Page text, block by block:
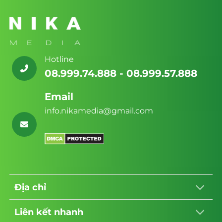
Không giống theme bán hàng thông
thường, một theme massage phải được “đo
ni đóng giày” để chinh phục cảm xúc và tối
Hotline
08.999.74.888 - 08.999.57.888
Email
info.nikamedia@gmail.com
Địa chỉ
Liên kết nhanh